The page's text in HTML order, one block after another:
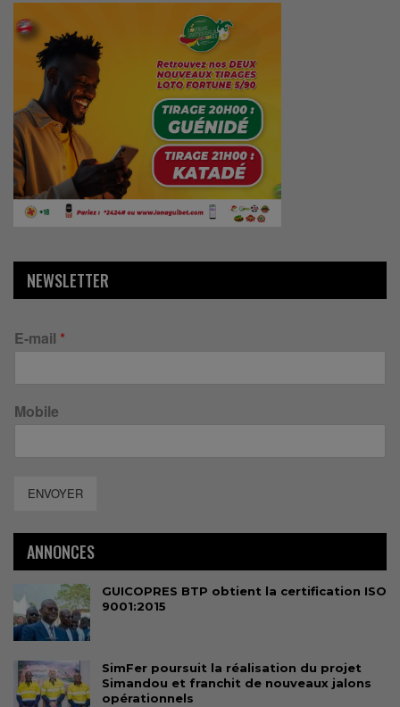
NEWSLETTER
E-mail *
Mobile
ENVOYER
ANNONCES
GUICOPRES BTP obtient la certification ISO
9001:2015
SimFer poursuit la réalisation du projet
Simandou et franchit de nouveaux jalons
opérationnels